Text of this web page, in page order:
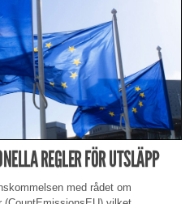
REGLER FÖR UTSLÄPP
med rådet om